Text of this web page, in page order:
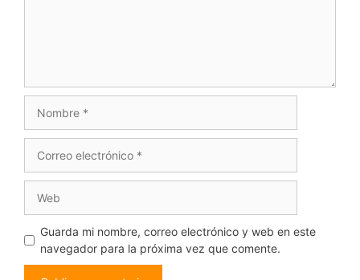
electrónico
Guarda mi nombre, correo electrónico y web en este
navegador para la próxima vez que comente.